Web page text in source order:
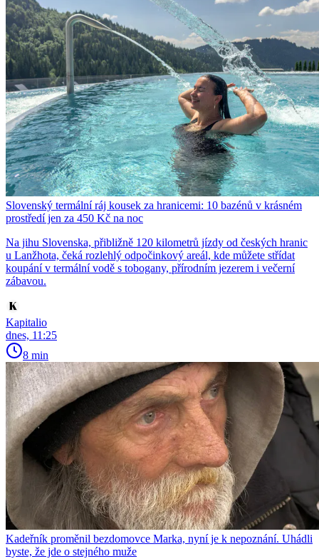
Slovenský termální ráj kousek za hranicemi: 10 bazénů v krásném
prostředí jen za 450 Kč na noc
Na jihu Slovenska, přibližně 120 kilometrů jízdy od českých hranic
u Lanžhota, čeká rozlehlý odpočinkový areál, kde můžete střídat
koupání v termální vodě s tobogany, přírodním jezerem i večerní
zábavou.
Kapitalio
dnes, 11:25
8 min
Kadeřník proměnil bezdomovce Marka, nyní je k nepoznání. Uhádli
byste, že jde o stejného muže